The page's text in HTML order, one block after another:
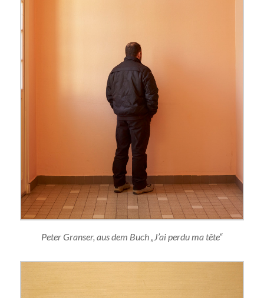
Peter Granser, aus dem Buch „J’ai perdu ma tête“